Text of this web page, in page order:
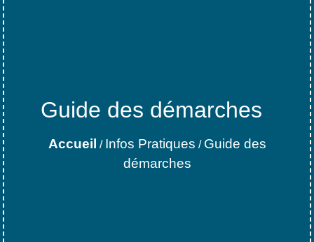
Guide des démarches
Accueil / Infos Pratiques / Guide des
démarches